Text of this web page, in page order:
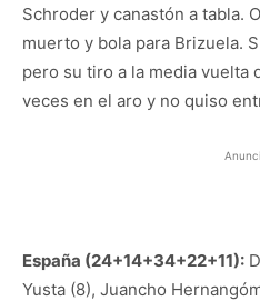
Schroder y canastón a tabla.
muerto y bola para Brizuela.
pero su tiro a la media vuelta
veces en el aro y no quiso
España (24+14+34+22+11):
Yusta (8), Juancho